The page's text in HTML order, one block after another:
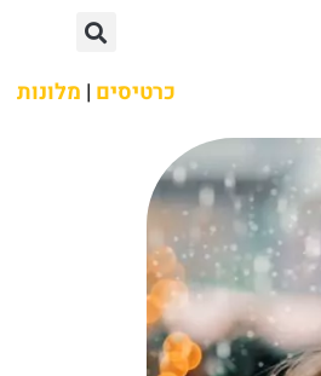
כרטיסים | מלונות